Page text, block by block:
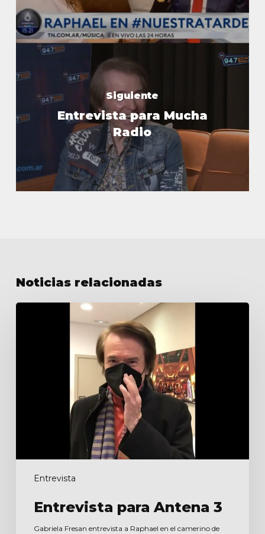
Siguiente
Entrevista para Mucha
Radio
Noticias relacionadas
Entrevista
Entrevista
Entrevista para Antena 3
Gabriela Fresan entrevista a Raphael en el camerino de